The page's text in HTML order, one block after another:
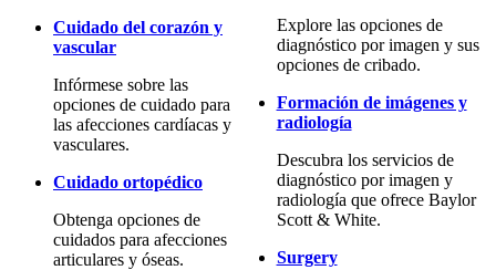
Cuidado del corazón y
vascular
Infórmese sobre las
opciones de cuidado para
las afecciones cardíacas y
vasculares.
Cuidado ortopédico
Obtenga opciones de
cuidados para afecciones
articulares y óseas.
Explore las opciones de
diagnóstico por imagen y sus
opciones de cribado.
Formación de imágenes y
radiología
Descubra los servicios de
diagnóstico por imagen y
radiología que ofrece Baylor
Scott & White.
Surgery